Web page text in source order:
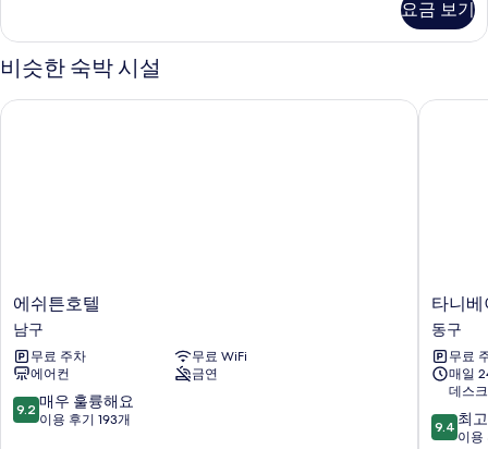
망
사
진
모
너
발
코
산
요금 보기
비슷한 숙박 시설
에
쉬
튼
호
텔
남
구
에쉬튼호텔
남구
무료 주차
무료 WiFi
에어컨
금연
10
점
9.2 매우 훌륭해요
이용 후기 193개
에쉬튼호텔
타
니
베
이
호
&
웨
타니
동구
무료
매일
데스크
10
점
9.4 최
이용
타니베